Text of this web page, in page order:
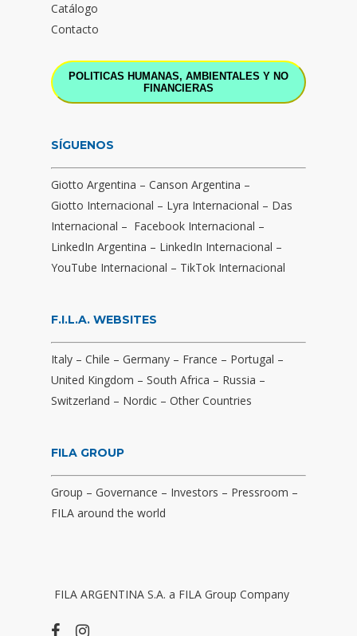
Catálogo
Contacto
POLITICAS HUMANAS, AMBIENTALES Y NO
FINANCIERAS
SÍGUENOS
Giotto Argentina – Canson Argentina –
Giotto Internacional – Lyra Internacional – Das
Internacional – Facebook Internacional –
LinkedIn Argentina – LinkedIn Internacional –
YouTube Internacional – TikTok Internacional
F.I.L.A. WEBSITES
Italy – Chile – Germany – France – Portugal –
United Kingdom – South Africa – Russia –
Switzerland – Nordic – Other Countries
FILA GROUP
Group – Governance – Investors – Pressroom –
FILA around the world
FILA ARGENTINA S.A. a FILA Group Company